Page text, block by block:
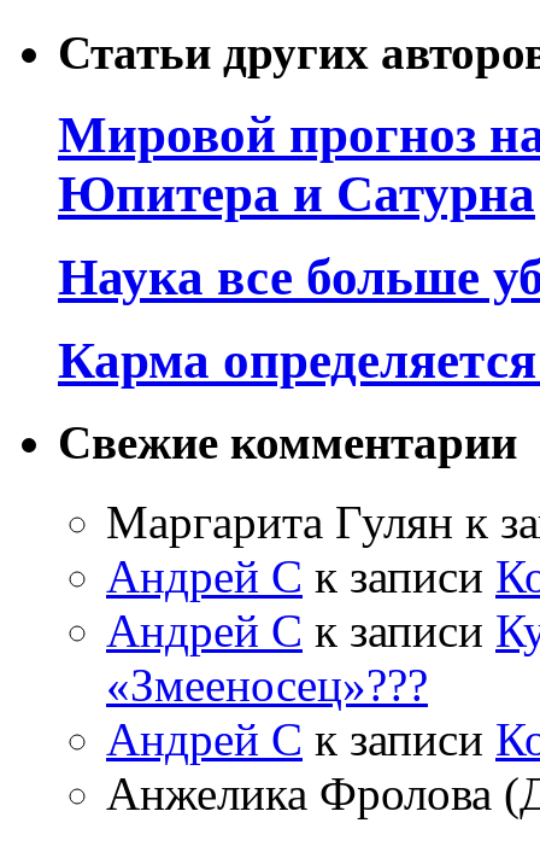
Статьи других
Мировой прогноз
Юпитера и Сатурна
Наука все больше
Карма
Свежие комментарии
Маргарита Гулян к
Андрей С к записи
Андрей С к записи
«Змееносец»???
Андрей С к записи
Анжелика Фролова